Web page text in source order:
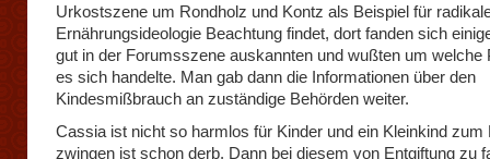
Urkostszene um Rondholz und Kontz als Beispiel für
Ernährungsideologie Beachtung findet, dort fanden sich
gut in der Forumsszene auskannten und wußten um welche
es sich handelte. Man gab dann die Informationen über den
Kindesmißbrauch an zuständige Behörden weiter.
Cassia ist nicht so harmlos für Kinder und ein Kleinkind zum
zwingen ist schon derb. Dann bei diesem von Entgiftung zu